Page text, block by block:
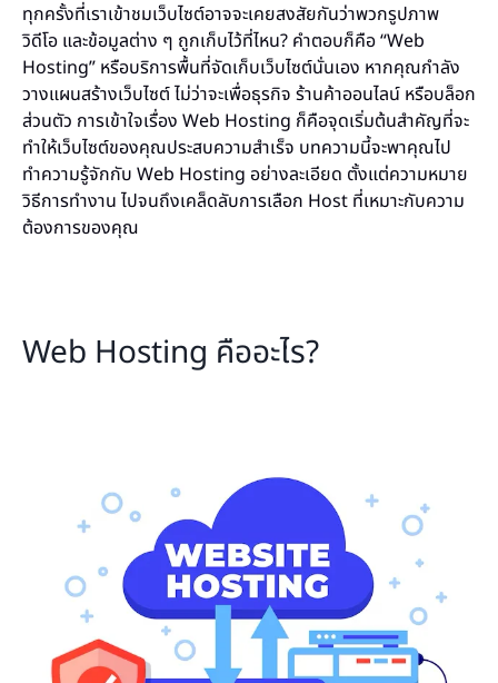
ทุกครั้งที่เราเข้าชมเว็บไซต์อาจจะเคยสงสัยกันว่าพวกรูปภาพ
วิดีโอ และข้อมูลต่าง ๆ ถูกเก็บไว้ที่ไหน? คำตอบก็คือ “Web
Hosting” หรือบริการพื้นที่จัดเก็บเว็บไซต์นั่นเอง หากคุณกำลัง
วางแผนสร้างเว็บไซต์ ไม่ว่าจะเพื่อธุรกิจ ร้านค้าออนไลน์ หรือบล็อก
ส่วนตัว การเข้าใจเรื่อง Web Hosting ก็คือจุดเริ่มต้นสำคัญที่จะ
ทำให้เว็บไซต์ของคุณประสบความสำเร็จ บทความนี้จะพาคุณไป
ทำความรู้จักกับ Web Hosting อย่างละเอียด ตั้งแต่ความหมาย
วิธีการทำงาน ไปจนถึงเคล็ดลับการเลือก Host ที่เหมาะกับความ
ต้องการของคุณ
Web Hosting คืออะไร?